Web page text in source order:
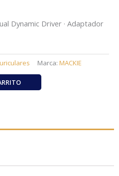
Dynamic Driver · Adaptador
Marca: MACKIE